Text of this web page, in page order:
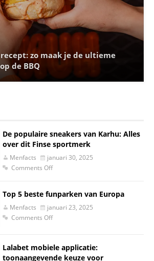
zo maak je de ultieme
de BBQ
De populaire sneakers van Karhu: Alles
over dit Finse sportmerk
Menfacts
januari 30, 2025
Comments Off
Top 5 beste funparken van Europa
Menfacts
januari 23, 2025
Comments Off
Lalabet mobiele applicatie:
toonaangevende keuze voor